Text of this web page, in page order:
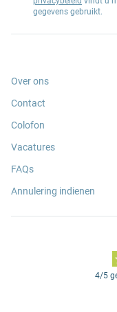
gegevens gebruikt.
Over ons
Contact
Colofon
Vacatures
FAQs
Annulering indienen
4/5